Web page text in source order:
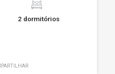
2 dormitórios